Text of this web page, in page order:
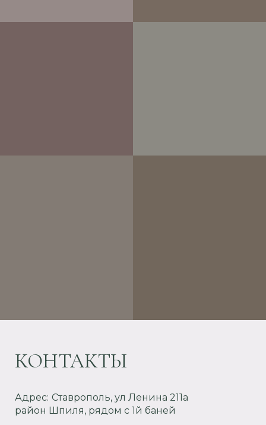
КОНТАКТЫ
Адрес: Ставрополь, ул Ленина 211а
район Шпиля, рядом с 1й баней